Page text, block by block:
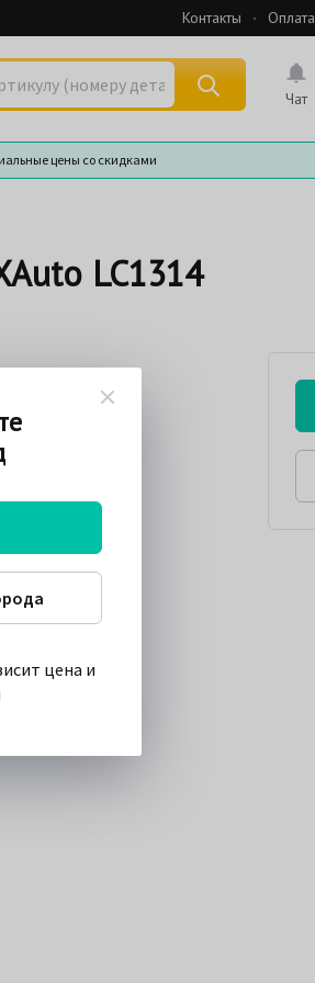
Контакты Оплата
(номеру детали) или по названию
Чат
цены со скидками
LC1314
цена и